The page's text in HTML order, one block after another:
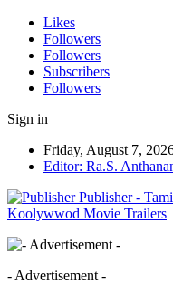
Likes
Followers
Followers
Subscribers
Followers
Sign in
Friday, August 7,
Editor: Ra.S.
Publisher -
Koolywwod Movie Trailers
- Advertisement -